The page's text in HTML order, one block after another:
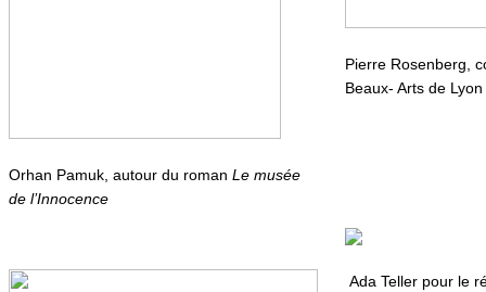
Orhan Pamuk, autour du roman Le musée
de l’Innocence
Pierre Rosenberg,
Beaux- Arts de Lyon
Ada Teller pour le